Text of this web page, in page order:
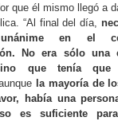
que él mismo llegó a
“Al final del día,
unánime en el
No era sólo una
que tenía
la mayoría de
había una
es suficiente